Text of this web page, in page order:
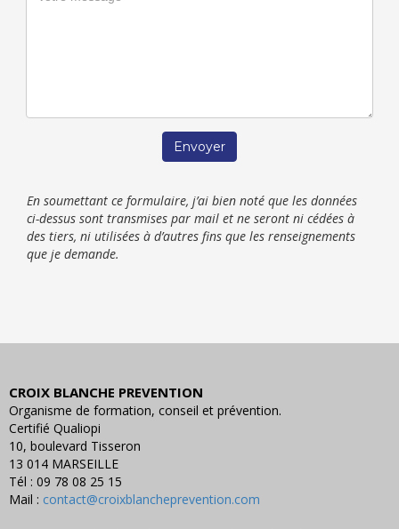
Envoyer
En soumettant ce formulaire, j’ai bien noté que les données
ci-dessus sont transmises par mail et ne seront ni cédées à
des tiers, ni utilisées à d’autres fins que les renseignements
que je demande.
CROIX BLANCHE PREVENTION
Organisme de formation, conseil et prévention.
Certifié Qualiopi
10, boulevard Tisseron
13 014 MARSEILLE
Tél : 09 78 08 25 15
Mail : contact@croixblancheprevention.com